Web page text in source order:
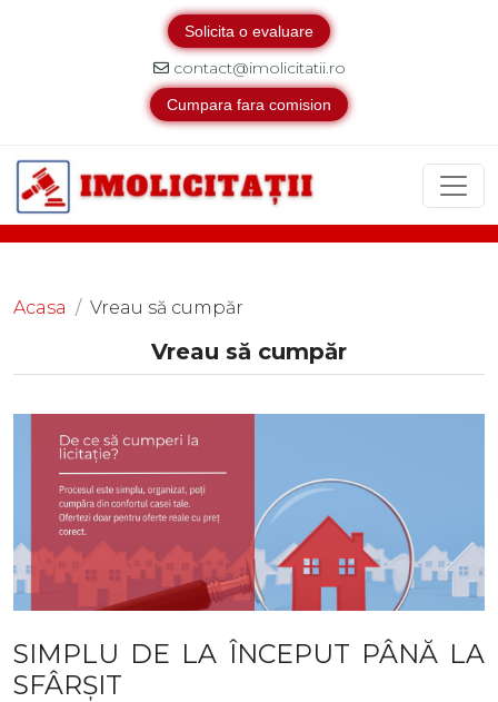
Solicita o evaluare
contact@imolicitatii.ro
Cumpara fara comision
Acasa Vreau să cumpăr
Vreau să cumpăr
SIMPLU DE LA ÎNCEPUT PÂNĂ LA
SFÂRȘIT